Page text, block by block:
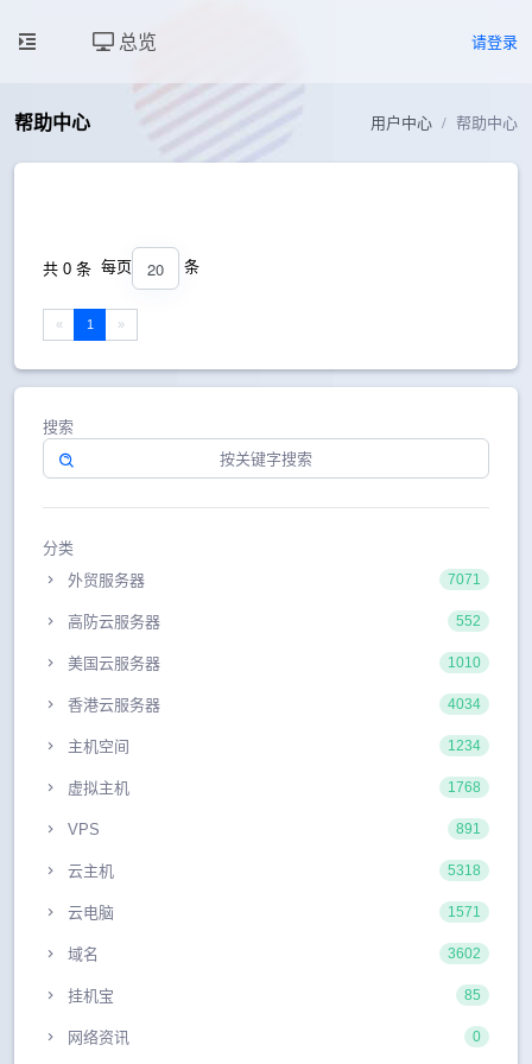
总览 请登录
帮助中心 用户中心 帮助中心
共 0 条 每页 20 条
« 1 »
搜索
分类
外贸服务器
7071
高防云服务器 552
美国云服务器 1010
香港云服务器 4034
主机空间 1234
虚拟主机 1768
VPS 891
云主机 5318
云电脑 1571
域名 3602
挂机宝 85
网络资讯 0